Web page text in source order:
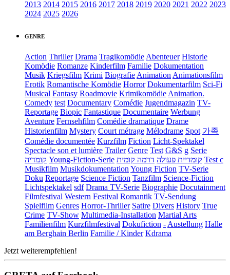
2013 2014 2015 2016 2017 2018 2019 2020 2021 2022 2023
2024 2025 2026
GENRE
Action Thriller Drama Tragikomödie Abenteuer Historie
Komödie Romanze Kinderfilm Familie Dokumentation
Musik Kriegsfilm Krimi Biografie Animation Animationsfilm
Erotik Romantische Komödie Horror Dokumentarfilm Sci-Fi
Musical Fantasy Roadmovie Krimikomödie Animation.
Comedy test Documentary Comédie Jugendmagazin TV-
Reportage Biopic Fantastique Documentaire Werbung
Aventure Fernsehfilm Comédie dramatique Drame
Historienfilm Mystery Court métrage Mélodrame Spot 가족
Comédie documentée Kurzfilm Fiction Licht-Spektakel
Spectacle son et lumière Trailer Genre Test G&S g Serie
קומדיה Young-Fiction-Serie קומדיית פעולה דרמה קומית
Test c
Musikfilm Musikdokumentation Young Fiction TV-Serie
Doku Reportage Science Fiction Tanzfilm Science-Fiction
Lichtspektakel sdf Drama TV-Serie Biographie Docutainment
Filmfestival Western Festival Romantik TV-Sendung
Spielfilm Genres Horror-Thriller Satire Divers History True
Crime TV-Show Multimedia-Installation Martial Arts
Familienfilm Kurzfilmfestival Dokufiction - Austellung Halle
am Berghain Berlin Familie / Kinder Kdrama
Jetzt weiterempfehlen!